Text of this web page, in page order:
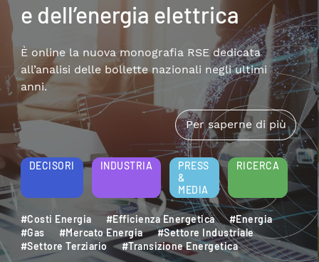
transizione energetica:
patrimonio edilizio,
consumi e soluzioni
Disponibile online la nuova monografia RSE che
approfondisce i temi della riqualificazione
energetica e della sostenibilità aziendale.
Per saperne di più
DECISORI INDUSTRIA
PRESS
&
MEDIA
RICERCA